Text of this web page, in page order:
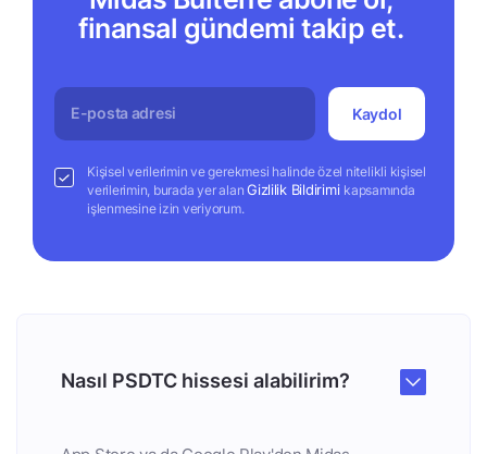
finansal gündemi takip et.
Kaydol
Kişisel verilerimin ve gerekmesi halinde özel nitelikli kişisel
verilerimin, burada yer alanGizlilik Bildirimi kapsamında
işlenmesine izin veriyorum.
Nasıl PSDTC hissesi alabilirim?